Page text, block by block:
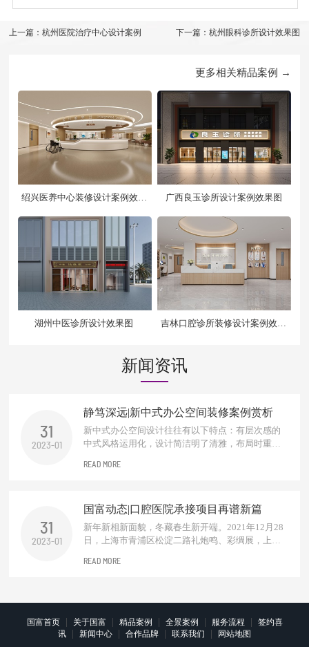
上一篇：杭州医院治疗中心设计案例 下一篇：杭州眼科诊所设计效果图
更多相关精品案例 →
绍兴医养中心装修设计案例效果
广西良玉诊所设计案例效果图
湖州中医诊所设计效果图
吉林口腔诊所装修设计案例效果
新闻资讯
31
2023-01
静笃深远|新中式办公空间装修案例赏析
新中式办公空间设计往往有以下特点：有层次感的
中式风格运用化，设计简洁明了清雅，布局时重视
会进行适当的分区。对于需要进行阻挡视线的地
繁为简，独处一隅，品淡淡茗...
READ MORE
31
2023-01
国富动态|口腔医院承接项目再谱新篇
新年新相新面貌，冬藏春生新开端。2021年12月28
日，上海市青浦区松淀二路礼炮鸣、彩绸展，上海
方浙江国富装饰到场诚意祝贺。千里之行始于足
建民口腔永远在前进的道路上，在专业领域...
READ MORE
国富首页| 关于国富 精品案例 全景案例 服务流程
签约喜
讯
新闻中心 合作品牌 联系我们 网站地图